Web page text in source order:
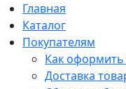
Главная
Каталог
Покупателям
Как оформить
Доставка